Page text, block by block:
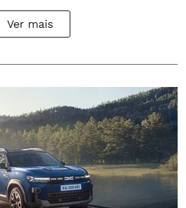
Ver mais